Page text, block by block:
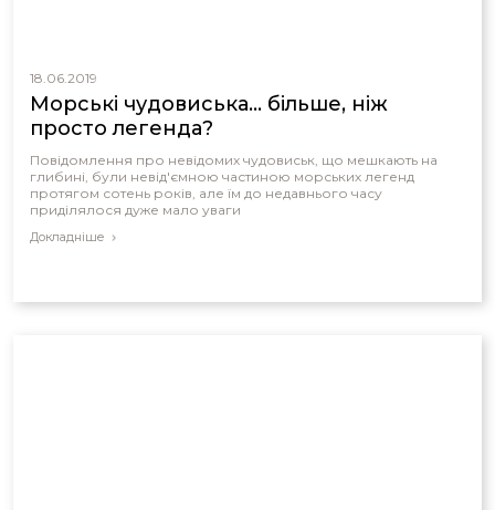
18.06.2019
Морські чудовиська... більше, ніж
просто легенда?
Повідомлення про невідомих чудовиськ, що мешкають на
глибині, були невід'ємною частиною морських легенд
протягом сотень років, але їм до недавнього часу
приділялося дуже мало уваги
Докладніше